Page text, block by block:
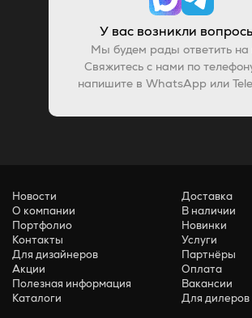
У вас возникли
Мы будем рады ответить на
Свяжитесь с нами по
напишите в WhatsApp или
Новости
О компании
Портфолио
Контакты
Для дизайнеров
Акции
Полезная информация
Каталоги
Доставка
В наличии
Новинки
Услуги
Партнёры
Оплата
Вакансии
Для дилеров